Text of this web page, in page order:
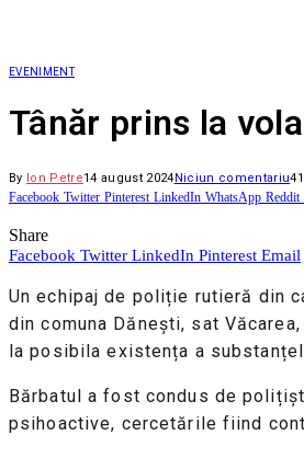
EVENIMENT
Tânăr prins la
By Ion Petre14 august 2024Niciun comentariu
Facebook Twitter Pinterest LinkedIn WhatsApp Reddit
Share
Facebook Twitter LinkedIn Pinterest Email
Un echipaj de poliție rutieră din
din comuna Dănești, sat
la posibila existența a
Bărbatul a fost condus de
psihoactive, cercetările fiind